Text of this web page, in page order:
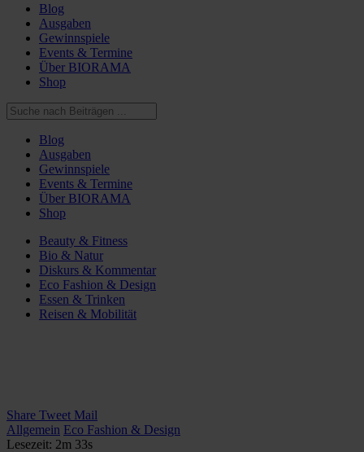
Blog
Ausgaben
Gewinnspiele
Events & Termine
Über BIORAMA
Shop
Blog
Ausgaben
Gewinnspiele
Events & Termine
Über BIORAMA
Shop
Beauty & Fitness
Bio & Natur
Diskurs & Kommentar
Eco Fashion & Design
Essen & Trinken
Reisen & Mobilität
Share Tweet Mail
Allgemein Eco Fashion & Design
Lesezeit: 2m 33s